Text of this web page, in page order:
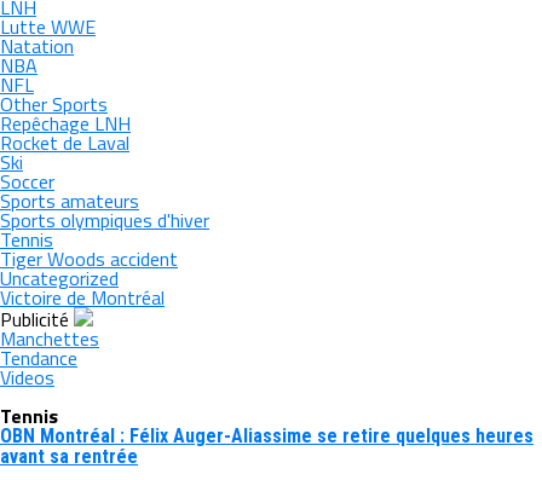
LNH
Lutte WWE
Natation
NBA
NFL
Other Sports
Repêchage LNH
Rocket de Laval
Ski
Soccer
Sports amateurs
Sports olympiques d'hiver
Tennis
Tiger Woods accident
Uncategorized
Victoire de Montréal
Publicité
Manchettes
Tendance
Videos
Tennis
OBN Montréal : Félix Auger-Aliassime se retire quelques heures
avant sa rentrée